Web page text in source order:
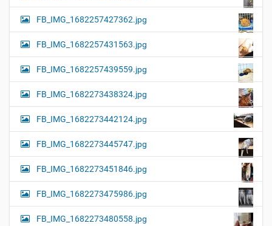
FB_IMG_1682257427362.jpg
FB_IMG_1682257431563.jpg
FB_IMG_1682257439559.jpg
FB_IMG_1682273438324.jpg
FB_IMG_1682273442124.jpg
FB_IMG_1682273445747.jpg
FB_IMG_1682273451846.jpg
FB_IMG_1682273475986.jpg
FB_IMG_1682273480558.jpg